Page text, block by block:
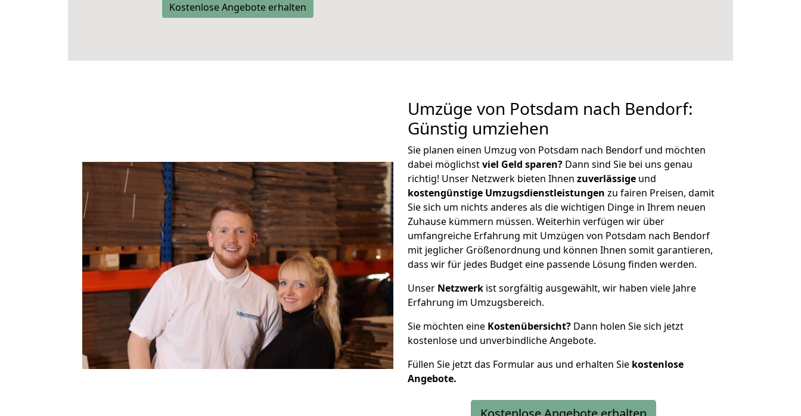
Kostenlose Angebote erhalten
Umzüge von Potsdam nach Bendorf:
Günstig umziehen
Sie planen einen Umzug von Potsdam nach Bendorf und möchten
dabei möglichstviel Geld sparen? Dann sind Sie bei uns genau
richtig! Unser Netzwerk bieten Ihnen zuverlässige und
kostengünstige Umzugsdienstleistungen zu fairen Preisen, damit
Sie sich um nichts anderes als die wichtigen Dinge in Ihrem neuen
Zuhause kümmern müssen. Weiterhin verfügen wir über
umfangreiche Erfahrung mit Umzügen von Potsdam nach Bendorf
mit jeglicher Größenordnung und können Ihnen somit garantieren,
dass wir für jedes Budget eine passende Lösung finden werden.
Unser Netzwerk ist sorgfältig ausgewählt, wir haben viele Jahre
Erfahrung im Umzugsbereich.
Sie möchten eine Kostenübersicht? Dann holen Sie sich jetzt
kostenlose und unverbindliche Angebote.
Füllen Sie jetzt das Formular aus und erhalten Sie kostenlose
Angebote.